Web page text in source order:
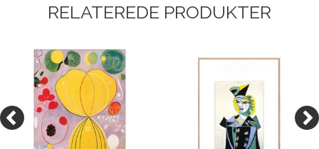
RELATEREDE PRODUKTER